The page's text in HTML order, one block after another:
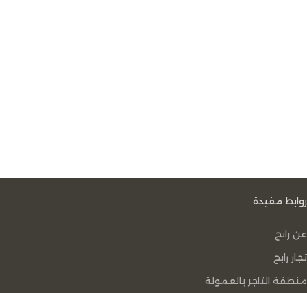
روابط مفيدة
عن رابح
تجار رابح
منطقة التاجر بالعمولة